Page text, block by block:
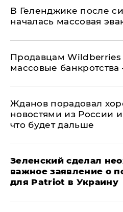
В Геленджике после
началась массовая
Продавцам Wildberries
массовые банкротства
Жданов порадовал
новостями из России
что будет дальше
Зеленский сделал
важное заявление о
для Patriot в Украину